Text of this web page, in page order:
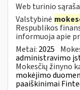
Web turinio
Valstybinė
Respublikos
informuoja apie
Metai: 2025
administravimo
Mokesčių žinyno
mokėjimo
paaiškinimai